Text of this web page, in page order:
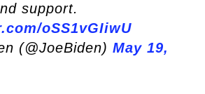
support.
oSS1vGIiwU
(@JoeBiden) May 19,